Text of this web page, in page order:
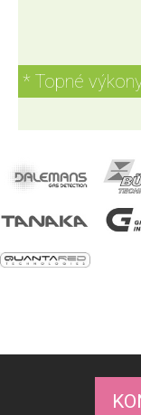
* Topné